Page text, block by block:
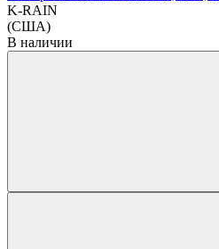
K-RAIN
(США)
В наличии